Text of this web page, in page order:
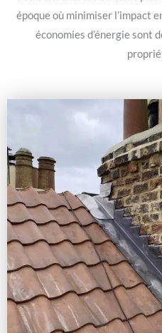
époque où minimiser l’impact
économies d’énergie sont